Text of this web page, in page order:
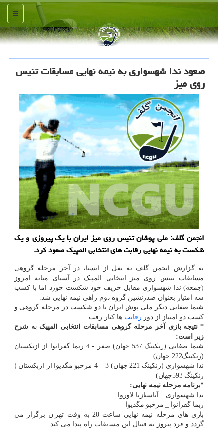
منو
صعود ندا شهسواری به نیمه نهایی مسابقات تنیس
روی میز
انجمن گلف: ملی پوشان تنیس روی میز ایران با یک پیروزی و یک
شکست به نیمه نهایی رقابت های انتخابی المپیک صعود کرد.
به گزارش انجمن گلف به نقل از ایسنا، در آخر مرحله گروهی
مسابقات تنیس روی میز انتخابی المپیک در آسیای میانه امروز
(جمعه) ندا شهسواری مقابل حریف خود شکست خورد اما با کسب
سه امتیاز بعنوان صدرنشین گروه دوم راهی نیمه نهایی شد.
شیما صفایی دیگر ملی پوش ایران با دو شکست در مرحله گروهی و
کسب دو امتیاز از دور رقابت ها کنار رفت.
* نتیجه بازی آخر مرحله گروهی مسابقات انتخابی المپیک به شرح
زیر است:
شیما صفایی (رنکینگ 537 جهان) صفر - 4 ریما گفرانوا از ازبکستان
(رنکینگ222 جهان)
ندا شهسواری (رنکینگ 221 جهان) 3 – 4 مرخبو مگدیوا از ازبکستان (
رنکینگ 593جهان)
*برنامه مرحله نیمه نهایی:
ندا شهسواری _ آناستازیا لاوروا
ریما گفرانوا _ مرخبو مگدیوا
بازی های مرحله نیمه نهایی ساعت 20 به وقت تهران برگزار می
گردد و فرد پیروز به فینال این مسابقات راه پیدا می کند.